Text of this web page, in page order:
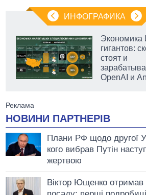
ИНФОГРАФИКА
Экономика
гигантов:
стоят и
OpenAI и